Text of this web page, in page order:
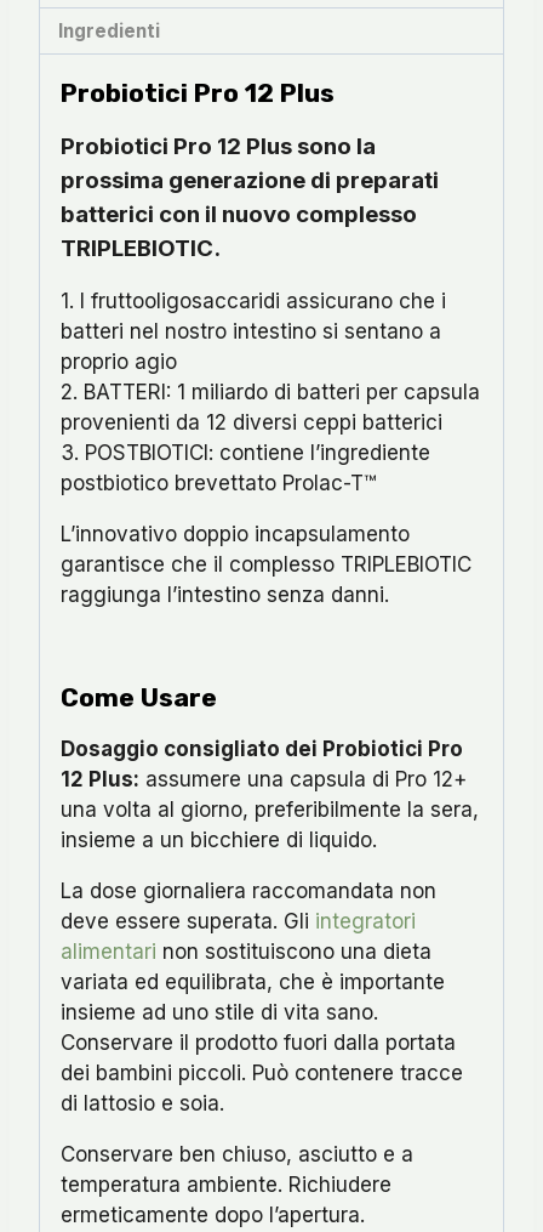
Ingredienti
Probiotici Pro 12 Plus
Probiotici Pro 12 Plus sono la
prossima generazione di preparati
batterici con il nuovo complesso
TRIPLEBIOTIC.
1. I fruttooligosaccaridi assicurano che i
batteri nel nostro intestino si sentano a
proprio agio
2. BATTERI: 1 miliardo di batteri per capsula
provenienti da 12 diversi ceppi batterici
3. POSTBIOTICI: contiene l’ingrediente
postbiotico brevettato Prolac-T™
L’innovativo doppio incapsulamento
garantisce che il complesso TRIPLEBIOTIC
raggiunga l’intestino senza danni.
Come Usare
Dosaggio consigliato dei Probiotici Pro
12 Plus: assumere una capsula di Pro 12+
una volta al giorno, preferibilmente la sera,
insieme a un bicchiere di liquido.
La dose giornaliera raccomandata non
deve essere superata. Gli integratori
alimentari non sostituiscono una dieta
variata ed equilibrata, che è importante
insieme ad uno stile di vita sano.
Conservare il prodotto fuori dalla portata
dei bambini piccoli. Può contenere tracce
di lattosio e soia.
Conservare ben chiuso, asciutto e a
temperatura ambiente. Richiudere
ermeticamente dopo l’apertura.